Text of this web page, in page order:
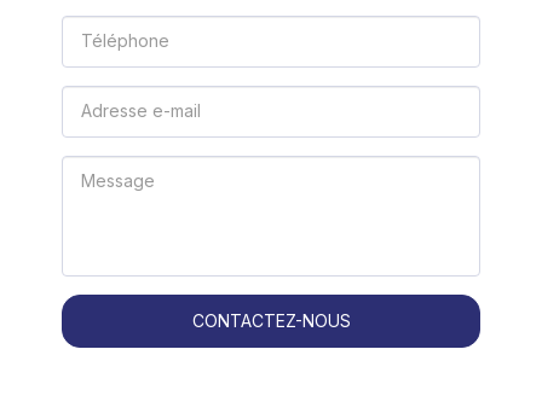
CONTACTEZ-NOUS